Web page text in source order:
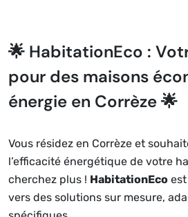
🌟 HabitationEco :
pour des maisons
énergie en Corrèze 🌟
Vous résidez en Corrèze et
l’efficacité énergétique de votre
cherchez plus ! HabitationEco
vers des solutions sur mesure,